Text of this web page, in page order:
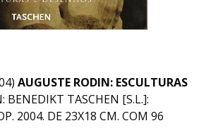
AUGUSTE RODIN: ESCULTURAS
BENEDIKT TASCHEN [S.L.]:
2004. DE 23X18 CM. COM 96